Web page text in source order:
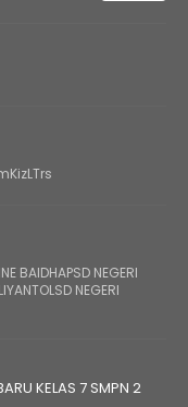
BAIDHAPSD NEGERI
NEGERI
KELAS 7 SMPN 2